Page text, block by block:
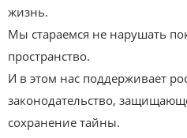
жизнь.
Мы стараемся не нарушать
пространство.
И в этом нас поддерживает
законодательство,
сохранение тайны.